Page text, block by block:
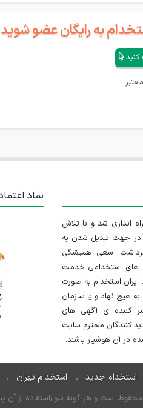
به رایگان عضو
کنید
سایت ایران استخدام در تاریخ ۱۳۹۱/۱/۱۰ راه اندازی شد و با تلاش
در جهت تبدیل شدن به
سعی همیشگی
های استخدامی خدمت
استخدام به صورت
هیچ نهاد و یا سازمان
کننده ی آگهی های
کنندگان محترم سایت
در آن هوشیار باشند.
نماد
استخدام جدید استخدام تهران
است و هر گونه سوءاستفاده از آن